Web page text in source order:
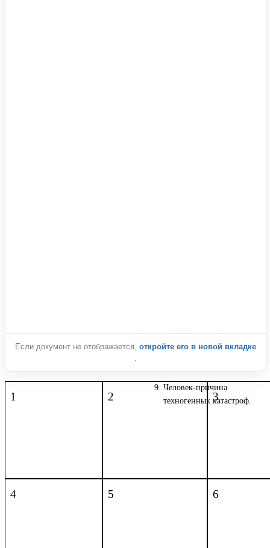
Если документ не отображается, откройте его в новой вкладке
1 2 3
4 5 6
Человек-причина
техногенных катастроф.